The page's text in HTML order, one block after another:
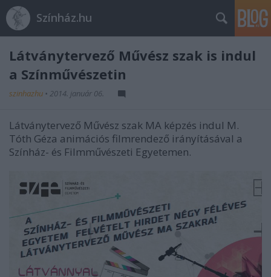
Színház.hu
Látványtervező Művész szak is indul
a Színművészetin
szinhazhu • 2014. január 06.
Látványtervező Művész szak MA képzés indul M.
Tóth Géza animációs filmrendező irányításával a
Színház- és Filmművészeti Egyetemen.